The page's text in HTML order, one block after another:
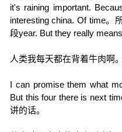
it's raining important.
interesting china. Of time。
段year. But they really
人类我每天都在背着牛肉啊。
I can promise them what
But this four there is next
讲的话。